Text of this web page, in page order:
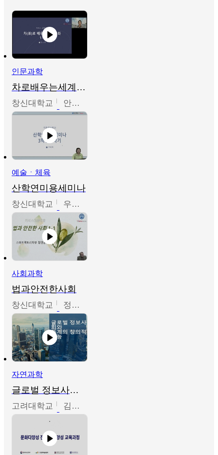
인문과학
차로배우는세계문화
창신대학교 안소영
예술ㆍ체육
산학연미용세미나
창신대학교 우미옥,오윤경,박선이
사회과학
법과안전한사회
창신대학교 정연균
자연과학
글로벌 정보사회와 통계의 창의적 기능
고려대학교 김희영